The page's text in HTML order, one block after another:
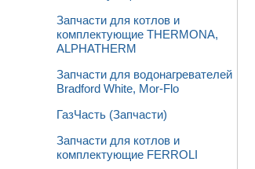
Запчасти для котлов и
комплектующие THERMONA,
ALPHATHERM
Запчасти для водонагревателей
Bradford White, Mor-Flo
ГазЧасть (Запчасти)
Запчасти для котлов и
комплектующие FERROLI